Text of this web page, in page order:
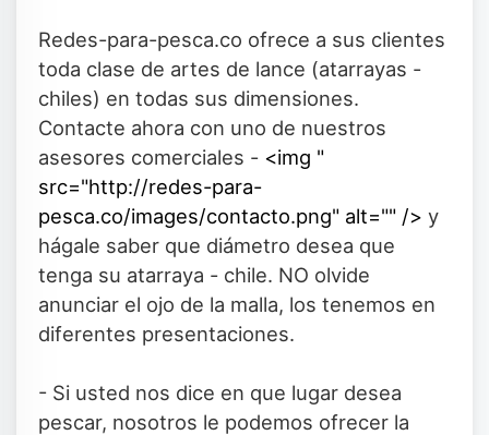
Redes-para-pesca.co ofrece a sus clientes
toda clase de artes de lance (atarrayas -
chiles) en todas sus dimensiones.
Contacte ahora con uno de nuestros
asesores comerciales - <img "
src="http://redes-para-
pesca.co/images/contacto.png" alt="" /> y
hágale saber que diámetro desea que
tenga su atarraya - chile. NO olvide
anunciar el ojo de la malla, los tenemos en
diferentes presentaciones.
- Si usted nos dice en que lugar desea
pescar, nosotros le podemos ofrecer la